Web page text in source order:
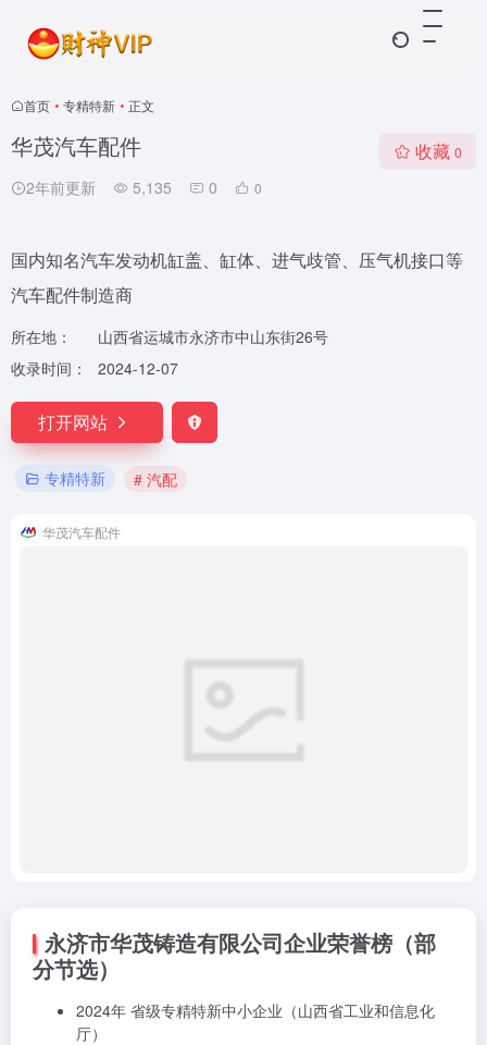
首页 • 专精特新 • 正文
华茂汽车配件
2年前更新 5,135 0 0
收藏 0
国内知名汽车发动机缸盖、缸体、进气歧管、压气机接口等
汽车配件制造商
所在地：
山西省运城市永济市中山东街26号
收录时间：
2024-12-07
打开网站
专精特新 # 汽配
华茂汽车配件
永济市华茂铸造有限公司企业荣誉榜（部
分节选）
2024年 省级专精特新中小企业（山西省工业和信息化
厅）